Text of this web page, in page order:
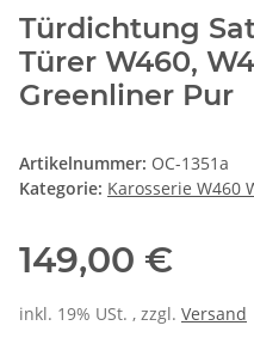
Türdichtung
Türer W460,
Greenliner Pur
Artikelnummer: OC-1351a
Kategorie: Karosserie W460
149,00 €
inkl. 19% USt. , zzgl. Versand